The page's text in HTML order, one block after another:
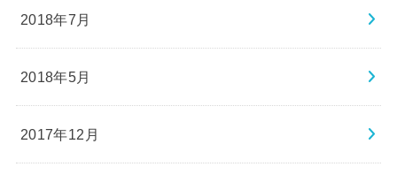
2018年7月
2018年5月
2017年12月